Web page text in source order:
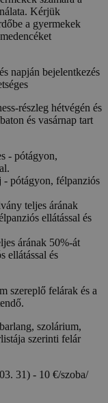
Kérjük
a gyermekek
napján bejelentkezés
részleg hétvégén és
és vasárnap tart
- pótágyon,
- pótágyon, félpanziós
teljes árának
ellátással és
árának 50%-át
ellátással és
szereplő felárak és a
szolárium,
szerinti felár
31) - 10 €/szoba/